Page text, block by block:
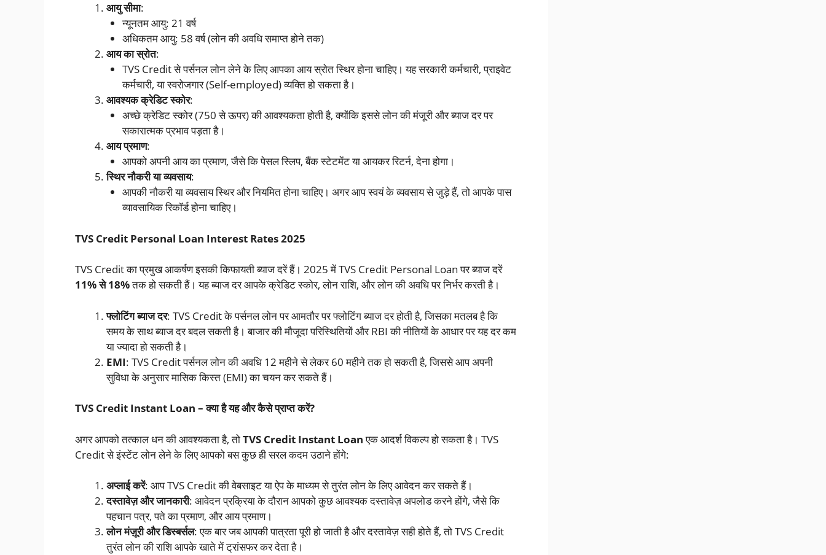
आयु सीमा:
न्यूनतम आयु: 21 वर्ष
अधिकतम आयु: 58 वर्ष (लोन की अवधि समाप्त होने तक)
आय का स्रोत:
TVS Credit से पर्सनल लोन लेने के लिए आपका आय स्रोत स्थिर होना चाहिए। यह सरकारी कर्मचारी, प्राइवेट
कर्मचारी, या स्वरोजगार (Self-employed) व्यक्ति हो सकता है।
आवश्यक क्रेडिट स्कोर:
अच्छे क्रेडिट स्कोर (750 से ऊपर) की आवश्यकता होती है, क्योंकि इससे लोन की मंजूरी और ब्याज दर पर
सकारात्मक प्रभाव पड़ता है।
आय प्रमाण:
आपको अपनी आय का प्रमाण, जैसे कि पेसल स्लिप, बैंक स्टेटमेंट या आयकर रिटर्न, देना होगा।
स्थिर नौकरी या व्यवसाय:
आपकी नौकरी या व्यवसाय स्थिर और नियमित होना चाहिए। अगर आप स्वयं के व्यवसाय से जुड़े हैं, तो आपके पास
व्यावसायिक रिकॉर्ड होना चाहिए।
TVS Credit Personal Loan Interest Rates 2025
TVS Credit का प्रमुख आकर्षण इसकी किफायती ब्याज दरें हैं। 2025 में TVS Credit Personal Loan पर ब्याज दरें
11% से 18%तक हो सकती हैं। यह ब्याज दर आपके क्रेडिट स्कोर, लोन राशि, और लोन की अवधि पर निर्भर करती है।
फ्लोटिंग ब्याज दर: TVS Credit के पर्सनल लोन पर आमतौर पर फ्लोटिंग ब्याज दर होती है, जिसका मतलब है कि
समय के साथ ब्याज दर बदल सकती है। बाजार की मौजूदा परिस्थितियों और RBI की नीतियों के आधार पर यह दर कम
या ज्यादा हो सकती है।
EMI: TVS Credit पर्सनल लोन की अवधि 12 महीने से लेकर 60 महीने तक हो सकती है, जिससे आप अपनी
सुविधा के अनुसार मासिक किस्त (EMI) का चयन कर सकते हैं।
TVS Credit Instant Loan – क्या है यह और कैसे प्राप्त करें?
अगर आपको तत्काल धन की आवश्यकता है, तोTVS Credit Instant Loanएक आदर्श विकल्प हो सकता है। TVS
Credit से इंस्टेंट लोन लेने के लिए आपको बस कुछ ही सरल कदम उठाने होंगे:
अप्लाई करें: आप TVS Credit की वेबसाइट या ऐप के माध्यम से तुरंत लोन के लिए आवेदन कर सकते हैं।
दस्तावेज़ और जानकारी: आवेदन प्रक्रिया के दौरान आपको कुछ आवश्यक दस्तावेज़ अपलोड करने होंगे, जैसे कि
पहचान पत्र, पते का प्रमाण, और आय प्रमाण।
लोन मंज़ूरी और डिस्बर्सल: एक बार जब आपकी पात्रता पूरी हो जाती है और दस्तावेज़ सही होते हैं, तो TVS Credit
तुरंत लोन की राशि आपके खाते में ट्रांसफर कर देता है।